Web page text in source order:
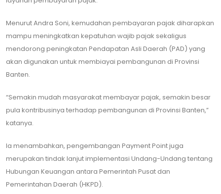
Menurut Andra Soni, kemudahan pembayaran pajak diharapkan
mampu meningkatkan kepatuhan wajib pajak sekaligus
mendorong peningkatan Pendapatan Asli Daerah (PAD) yang
akan digunakan untuk membiayai pembangunan di Provinsi
Banten.
“Semakin mudah masyarakat membayar pajak, semakin besar
pula kontribusinya terhadap pembangunan di Provinsi Banten,”
katanya.
Ia menambahkan, pengembangan Payment Point juga
merupakan tindak lanjut implementasi Undang-Undang tentang
Hubungan Keuangan antara Pemerintah Pusat dan
Pemerintahan Daerah (HKPD).